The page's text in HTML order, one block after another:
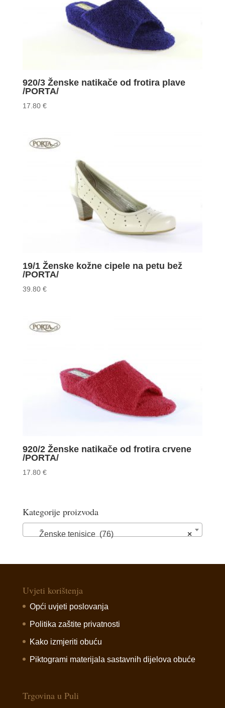
920/3 Ženske natikače od frotira plave
/PORTA/
17.80 €
19/1 Ženske kožne cipele na petu bež
/PORTA/
39.80 €
920/2 Ženske natikače od frotira crvene
/PORTA/
17.80 €
Kategorije proizvoda
×
Ženske tenisice (76)
Uvjeti korištenja
Opći uvjeti poslovanja
Politika zaštite privatnosti
Kako izmjeriti obuću
Piktogrami materijala sastavnih dijelova obuće
Trgovina u Puli